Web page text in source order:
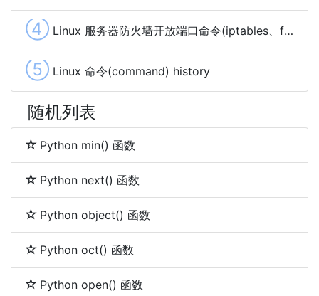
④ Linux 服务器防火墙开放端口命令(iptables、firewalld和ufw)
⑤ Linux 命令(command) history
随机列表
Python min() 函数
Python next() 函数
Python object() 函数
Python oct() 函数
Python open() 函数